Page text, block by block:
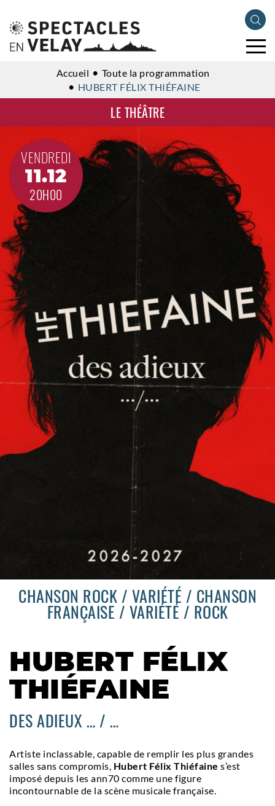
LE THÉÂTRE
Accueil
Toute la programmation
HUBERT FÉLIX THIÉFAINE
VENDREDI
11.12
20H00
CHANSON ROCK / VARIÉTÉ / CHANSON
FRANÇAISE / VARIÉTÉ / ROCK
HUBERT FÉLIX
THIÉFAINE
DES ADIEUX … / …
Artiste inclassable, capable de remplir les plus grandes
salles sans compromis, Hubert Félix Thiéfaine s’est
imposé depuis les ann70 comme une figure
incontournable de la scène musicale française.